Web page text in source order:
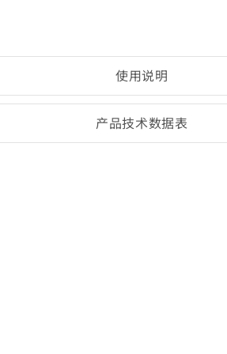
使用说明
产品技术数据表
(opens
PDF-